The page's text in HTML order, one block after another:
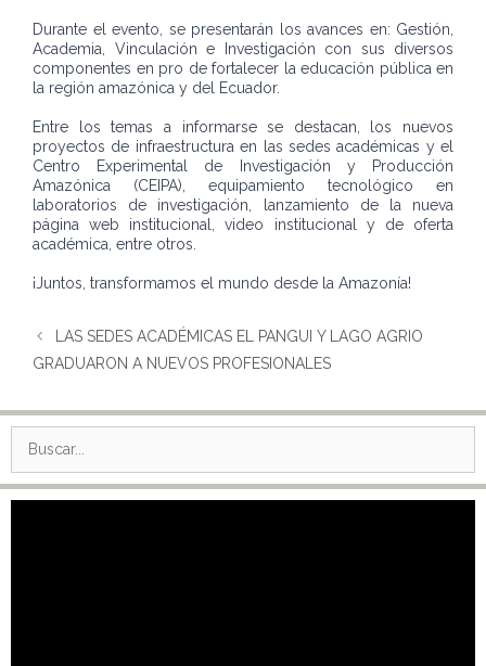
Durante el evento, se presentarán los avances en: Gestión,
Academia, Vinculación e Investigación con sus diversos
componentes en pro de fortalecer la educación pública en
la región amazónica y del Ecuador.
Entre los temas a informarse se destacan, los nuevos
proyectos de infraestructura en las sedes académicas y el
Centro Experimental de Investigación y Producción
Amazónica (CEIPA), equipamiento tecnológico en
laboratorios de investigación, lanzamiento de la nueva
página web institucional, video institucional y de oferta
académica, entre otros.
¡Juntos, transformamos el mundo desde la Amazonía!
LAS SEDES ACADÉMICAS EL PANGUI Y LAGO AGRIO
GRADUARON A NUEVOS PROFESIONALES